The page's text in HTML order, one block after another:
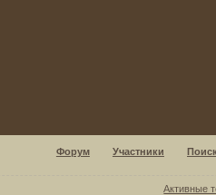
Форум Участники
Активные